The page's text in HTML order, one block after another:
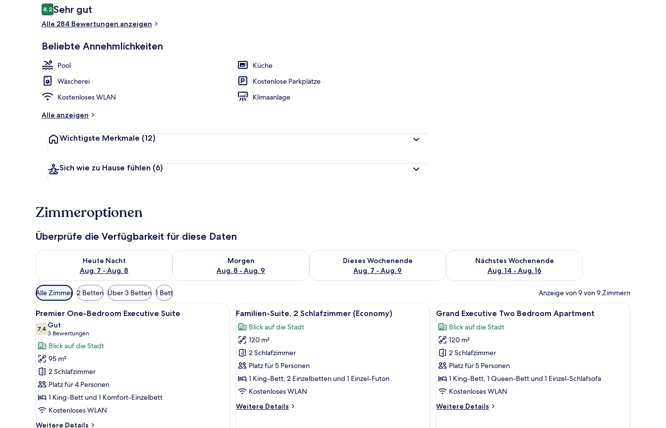
Bewertungen
8,28,2 von 10.
Sehr gut
Alle 284 Bewertungen anzeigen
Beliebte Annehmlichkeiten
Pool
Küche
Wäscherei
Kostenlose Parkplätze
Kostenloses WLAN
Klimaanlage
Alle anzeigen
Wichtigste Merkmale (12)
Sich wie zu Hause fühlen (6)
Zimmeroptionen
Überprüfe die Verfügbarkeit für diese Daten
Heute Nacht
Aug. 7 - Aug. 8
Überprüfe die Verfügbarkeit für heute Nacht, Aug. 7 - Aug. 8.
Morgen
Aug. 8 - Aug. 9
Überprüfe die Verfügbarkeit für morgen, Aug. 8 - Aug. 9.
Dieses Wochenende
Aug. 7 - Aug. 9
Überprüfe die Verfügbarkeit für dieses Wochenende, Aug. 7 - Aug. 9.
Nächstes Wochenende
Aug. 14 - Aug. 16
Überprüfe die Verfügbarkeit für nächstes Wochenende, Aug.
Verfügbare
Filter
für
Zimmer
Alle Zimmer 2 Betten Über 3 Betten 1 Bett Anzeige von 9 von 9 Zimmern
Alle
Fotos
für
Premier
One-
Bedroom
Executive
Suite
anzeigen
Ein Hotelzimmer mit einem großen Bett, weißer Bettwäsche und Blick auf eine Stadtlandschaft durch große Fenster.
28
Premier One-Bedroom Executive Suite
7,47,4 von 10
Gut
3 Bewertungen
(3
Bewertungen)
Blick auf die Stadt
95 m²
2 Schlafzimmer
Platz für 4 Personen
1 King-Bett und 1 Komfort-Einzelbett
Kostenloses WLAN
Weitere Details
Weitere
Alle
Fotos
für
Familien-
Suite,
2 Schlafzimmer
(Economy)
anzeigen
Ein Hotelzimmer mit einem großen Bett, zwei Nachttischen, Blick auf die Stadt und einem Balkon.
25
Familien-Suite, 2 Schlafzimmer (Economy)
Blick auf die Stadt
120 m²
2 Schlafzimmer
Platz für 5 Personen
1 King-Bett, 2 Einzelbetten und 1 Einzel-Futon
Kostenloses WLAN
Weitere Details
Weitere
Alle
Fotos
für
Grand
Executive
Two
Bedroom
Apartment
Ein Hotelzimmer mit einem großen Bett,
19
Grand Executive Two Bedroom Apartment
Blick auf die Stadt
120 m²
2 Schlafzimmer
Platz für 5 Personen
1 King-Bett, 1 Queen-Bett und 1 Einzel-Schlafsofa
Kostenloses WLAN
Weitere Details
Weitere